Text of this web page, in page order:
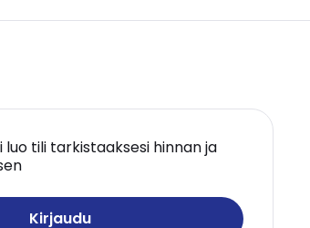
luo tili tarkistaaksesi hinnan ja
Kirjaudu